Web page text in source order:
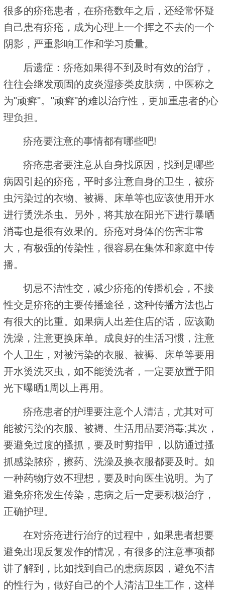
很多的疥疮患者，在疥疮数年之后，还经常怀疑
自己患有疥疮，成为心理上一个挥之不去的一个
阴影，严重影响工作和学习质量。
后遗症：疥疮如果得不到及时有效的治疗，
往往会继发顽固的皮炎湿疹类皮肤病，中医称之
为"顽癣"。"顽癣"的难以治疗性，更加重患者的心
理负担。
疥疮要注意的事情都有哪些吧!
疥疮患者要注意从自身找原因，找到是哪些
病因引起的疥疮，平时多注意自身的卫生，被疥
虫污染过的衣物、被褥、床单等也应该使用开水
进行烫洗杀虫。另外，将其放在阳光下进行暴晒
消毒也是很有效果的。疥疮对身体的伤害非常
大，有极强的传染性，很容易在集体和家庭中传
播。
切忌不洁性交，减少疥疮的传播机会，不接
性交是疥疮的主要传播途径，这种传播方法也占
有很大的比重。如果病人出差住店的话，应该勤
洗澡，注意更换床单。成良好的生活习惯，注意
个人卫生，对被污染的衣服、被褥、床单等要用
开水烫洗灭虫，如不能烫洗者，一定要放置于阳
光下曝晒1周以上再用。
疥疮患者的护理要注意个人清洁，尤其对可
能被污染的衣服、被褥、生活用品要消毒;其次，
要避免过度的搔抓，要及时剪指甲，以防通过搔
抓感染脓疥，擦药、洗澡及换衣服都要及时。如
一种药物疗效不理想，要及时向医生说明。为了
避免疥疮发生传染，患病之后一定要积极治疗，
正确护理。
在对疥疮进行治疗的过程中，如果患者想要
避免出现反复发作的情况，有很多的注意事项都
讲了解到，比如找到自己的患病原因，避免不洁
的性行为，做好自己的个人清洁卫生工作，这样